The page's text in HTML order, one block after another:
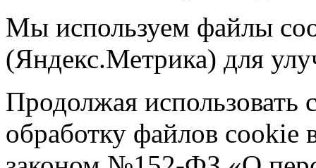
Мы используем файлы
(Яндекс.Метрика) для
Продолжая использовать
обработку файлов cookie